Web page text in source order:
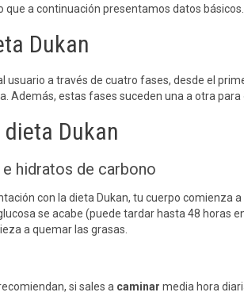
que a continuación presentamos datos básicos.
Dukan
usuario a través de cuatro fases, desde el
Además, estas fases suceden una a otra
Dukan
hidratos de carbono
con la dieta Dukan, tu cuerpo comienza
se acabe (puede tardar hasta 48 horas
a quemar las grasas.
si sales a caminar media hora